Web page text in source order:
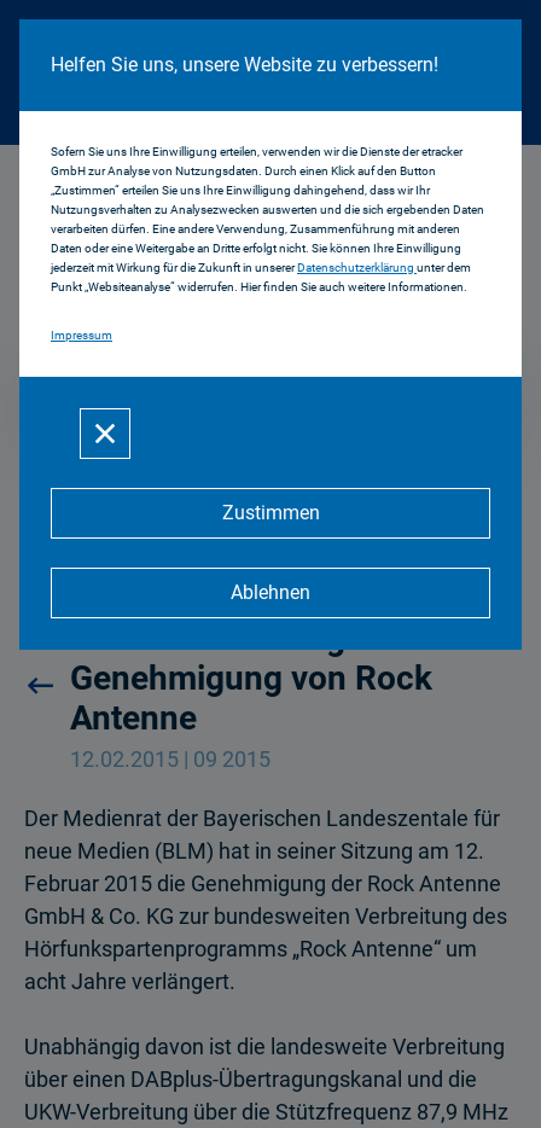
Cookie Hinweis
Helfen Sie uns, unsere Website zu verbessern!
Sofern Sie uns Ihre Einwilligung erteilen, verwenden wir die Dienste der etracker
GmbH zur Analyse von Nutzungsdaten. Durch einen Klick auf den Button
„Zustimmen“ erteilen Sie uns Ihre Einwilligung dahingehend, dass wir Ihr
Nutzungsverhalten zu Analysezwecken auswerten und die sich ergebenden Daten
verarbeiten dürfen. Eine andere Verwendung, Zusammenführung mit anderen
Daten oder eine Weitergabe an Dritte erfolgt nicht. Sie können Ihre Einwilligung
jederzeit mit Wirkung für die Zukunft in unsererDatenschutzerklärung unter dem
Punkt „Websiteanalyse“ widerrufen. Hier finden Sie auch weitere Informationen.
Impressum
Zustimmen
Ablehnen
2015
Pressemitteilungen
Genehmigung von Rock
Antenne
12.02.2015 | 09 2015
Der Medienrat der Bayerischen Landeszentale für
neue Medien (BLM) hat in seiner Sitzung am 12.
Februar 2015 die Genehmigung der Rock Antenne
GmbH & Co. KG zur bundesweiten Verbreitung des
Hörfunk­spartenprogramms „Rock Antenne“ um
acht Jahre verlängert.
Unabhängig davon ist die landesweite Verbreitung
über einen DABplus-Übertragungskanal und die
UKW-Verbreitung über die Stützfrequenz 87,9 MHz